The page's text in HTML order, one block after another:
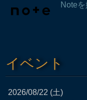
Note
イベント
2026/08/22 (土)